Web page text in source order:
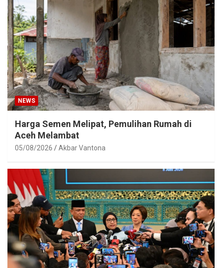
NEWS
Harga Semen Melipat, Pemulihan Rumah di
Aceh Melambat
05/08/2026 Akbar Vantona